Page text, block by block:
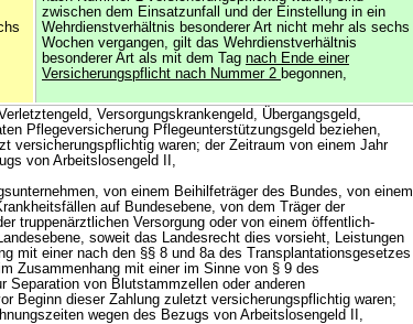
zwischen dem Einsatzunfall und der Einstellung in ein
Wehrdienstverhältnis besonderer Art nicht mehr als sechs
Wochen vergangen, gilt das Wehrdienstverhältnis
besonderer Art als mit dem Tag nach Ende einer
Versicherungspflicht nach Nummer 2 begonnen,
Versorgungskrankengeld, Übergangsgeld,
Pflegeversicherung Pflegeunterstützungsgeld beziehen,
versicherungspflichtig waren; der Zeitraum von einem Jahr
von Arbeitslosengeld II,
von einem Beihilfeträger des Bundes, von einem
auf Bundesebene, von dem Träger der
truppenärztlichen Versorgung oder von einem öffentlich-
soweit das Landesrecht dies vorsieht, Leistungen
mit einer nach den §§ 8 und 8a des Transplantationsgesetzes
Zusammenhang mit einer im Sinne von § 9 des
Separation von Blutstammzellen oder anderen
Beginn dieser Zahlung zuletzt versicherungspflichtig waren;
wegen des Bezugs von Arbeitslosengeld II,